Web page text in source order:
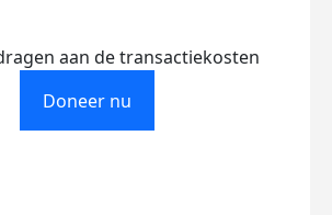
aan de transactiekosten
Doneer nu